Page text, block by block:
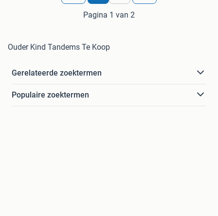
Pagina 1 van 2
Ouder Kind Tandems Te Koop
Gerelateerde zoektermen
Populaire zoektermen